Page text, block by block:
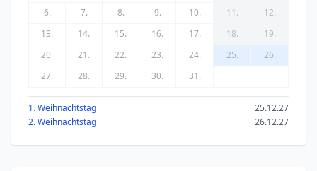
6.
7. 8. 9. 10. 11.
12.
13.
14. 15. 16. 17. 18.
19.
20.
21. 22. 23. 24. 25.
26.
27.
28. 29. 30. 31.
1. Weihnachtstag
25.12.27
2. Weihnachtstag
26.12.27